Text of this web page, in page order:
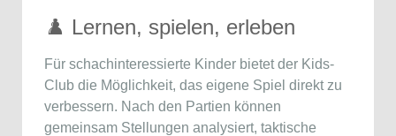
♟️ Lernen, spielen, erleben
Für schachinteressierte Kinder bietet der Kids-
Club die Möglichkeit, das eigene Spiel direkt zu
verbessern. Nach den Partien können
gemeinsam Stellungen analysiert, taktische